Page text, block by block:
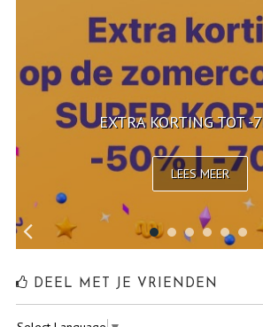
EXTRA KORTING TOT -
LEES MEER
DEEL MET JE VRIENDEN